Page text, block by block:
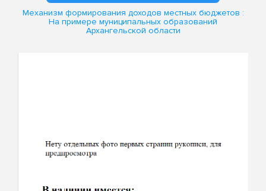
Механизм формирования доходов местных бюджетов :
На примере муниципальных образований
Архангельской области